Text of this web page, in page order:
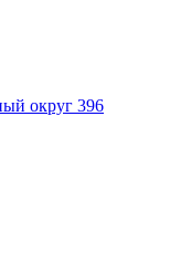
округ 396